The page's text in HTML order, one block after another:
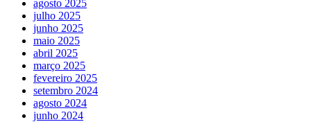
agosto 2025
julho 2025
junho 2025
maio 2025
abril 2025
março 2025
fevereiro 2025
setembro 2024
agosto 2024
junho 2024